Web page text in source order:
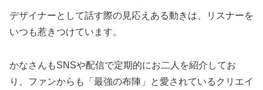
デザイナーとして話す際の見応えある動きは、リスナーを
いつも惹きつけています。
かなさんもSNSや配信で定期的にお二人を紹介してお
り、ファンからも「最強の布陣」と愛されているクリエイ